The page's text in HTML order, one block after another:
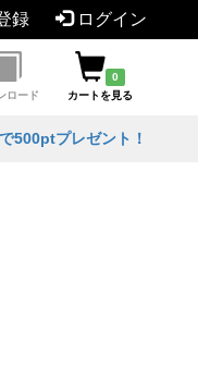
録 ログイン
ロード
0
カートを見る
500ptプレゼント！